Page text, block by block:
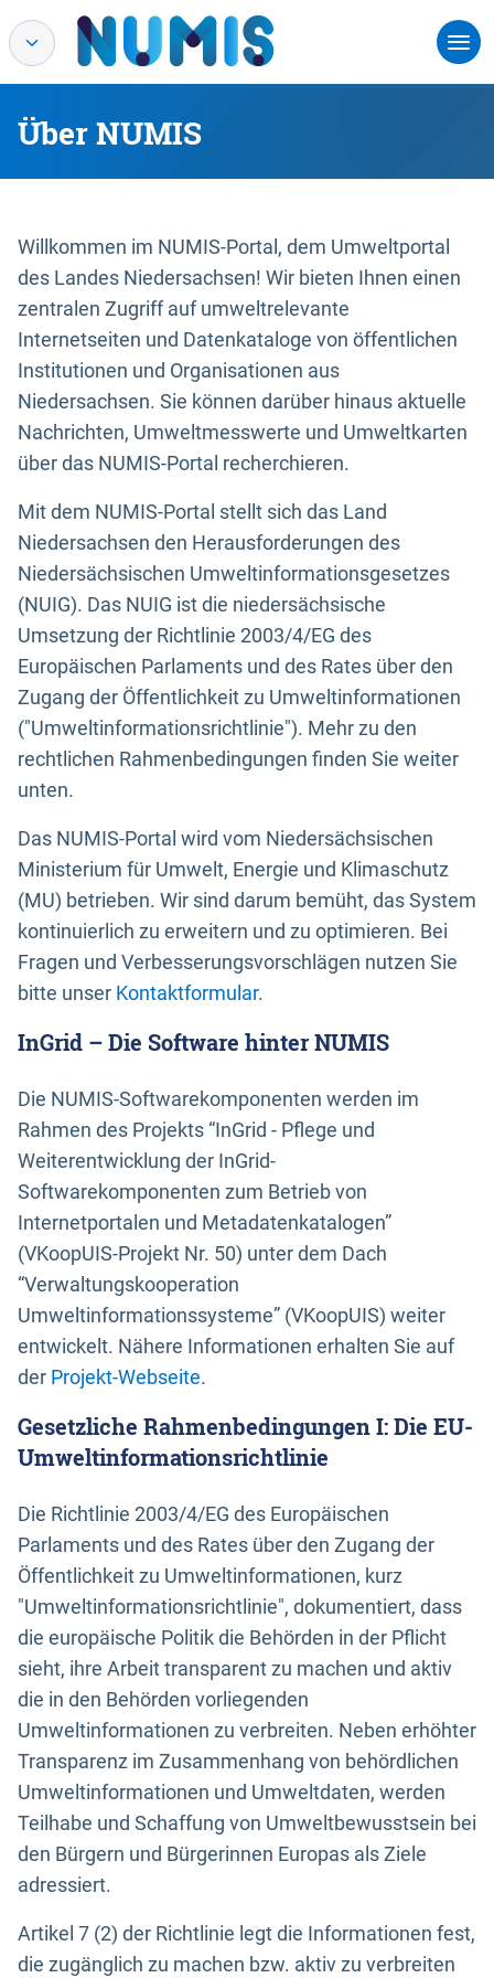
Über NUMIS
Willkommen im NUMIS-Portal, dem Umweltportal
des Landes Niedersachsen! Wir bieten Ihnen einen
zentralen Zugriff auf umweltrelevante
Internetseiten und Datenkataloge von öffentlichen
Institutionen und Organisationen aus
Niedersachsen. Sie können darüber hinaus aktuelle
Nachrichten, Umweltmesswerte und Umweltkarten
über das NUMIS-Portal recherchieren.
Mit dem NUMIS-Portal stellt sich das Land
Niedersachsen den Herausforderungen des
Niedersächsischen Umweltinformationsgesetzes
(NUIG). Das NUIG ist die niedersächsische
Umsetzung der Richtlinie 2003/4/EG des
Europäischen Parlaments und des Rates über den
Zugang der Öffentlichkeit zu Umweltinformationen
("Umweltinformationsrichtlinie"). Mehr zu den
rechtlichen Rahmenbedingungen finden Sie weiter
unten.
Das NUMIS-Portal wird vom Niedersächsischen
Ministerium für Umwelt, Energie und Klimaschutz
(MU) betrieben. Wir sind darum bemüht, das System
kontinuierlich zu erweitern und zu optimieren. Bei
Fragen und Verbesserungsvorschlägen nutzen Sie
bitte unser Kontaktformular.
InGrid – Die Software hinter NUMIS
Die NUMIS-Softwarekomponenten werden im
Rahmen des Projekts “InGrid - Pflege und
Weiterentwicklung der InGrid-
Softwarekomponenten zum Betrieb von
Internetportalen und Metadatenkatalogen”
(VKoopUIS-Projekt Nr. 50) unter dem Dach
“Verwaltungskooperation
Umweltinformationssysteme” (VKoopUIS) weiter
entwickelt. Nähere Informationen erhalten Sie auf
der Projekt-Webseite.
Gesetzliche Rahmenbedingungen I: Die EU-
Umweltinformationsrichtlinie
Die Richtlinie 2003/4/EG des Europäischen
Parlaments und des Rates über den Zugang der
Öffentlichkeit zu Umweltinformationen, kurz
"Umweltinformationsrichtlinie", dokumentiert, dass
die europäische Politik die Behörden in der Pflicht
sieht, ihre Arbeit transparent zu machen und aktiv
die in den Behörden vorliegenden
Umweltinformationen zu verbreiten. Neben erhöhter
Transparenz im Zusammenhang von behördlichen
Umweltinformationen und Umweltdaten, werden
Teilhabe und Schaffung von Umweltbewusstsein bei
den Bürgern und Bürgerinnen Europas als Ziele
adressiert.
Artikel 7 (2) der Richtlinie legt die Informationen fest,
die zugänglich zu machen bzw. aktiv zu verbreiten